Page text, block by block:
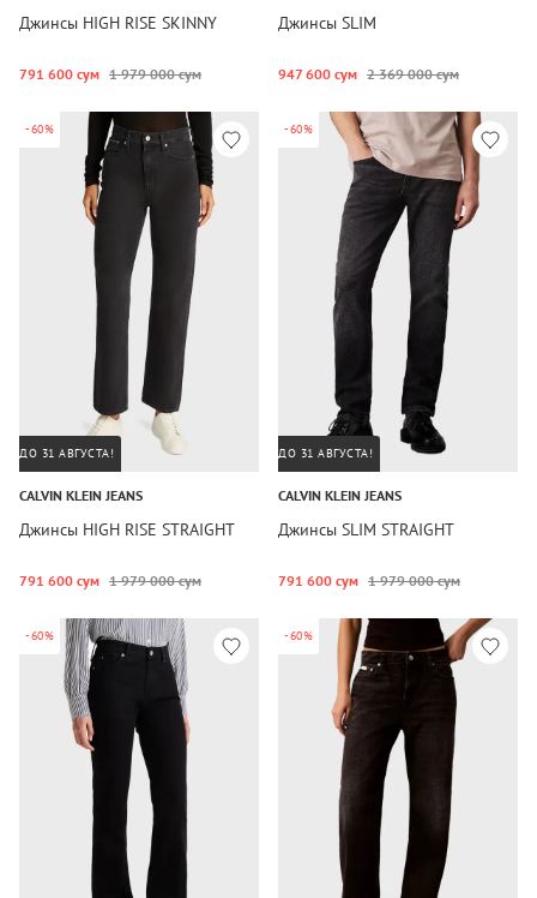
Джинсы HIGH RISE SKINNY
791 600 сум 1 979 000 сум
Джинсы SLIM
947 600 сум 2 369 000 сум
-60%
ДО 31 АВГУСТА!
CALVIN KLEIN JEANS
Джинсы HIGH RISE STRAIGHT
791 600 сум 1 979 000 сум
-60%
ДО 31 АВГУСТА!
CALVIN KLEIN JEANS
Джинсы SLIM STRAIGHT
791 600 сум 1 979 000 сум
-60% -60%